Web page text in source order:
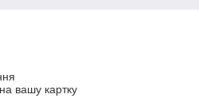
вашу картку